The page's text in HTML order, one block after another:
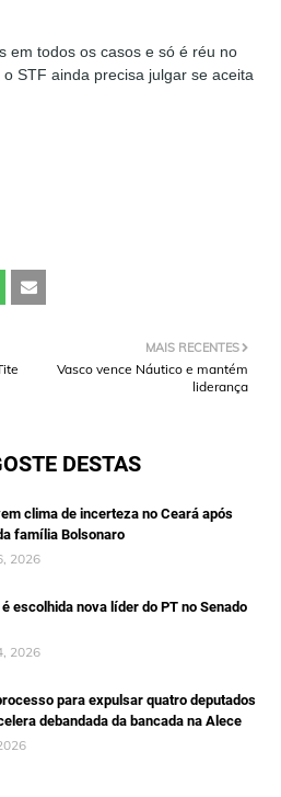
em todos os casos e só é réu no
STF ainda precisa julgar se aceita
MAIS RECENTES
Vasco vence Náutico e mantém
liderança
DESTAS
clima de incerteza no Ceará após
família Bolsonaro
2026
escolhida nova líder do PT no Senado
2026
para expulsar quatro deputados
debandada da bancada na Alece